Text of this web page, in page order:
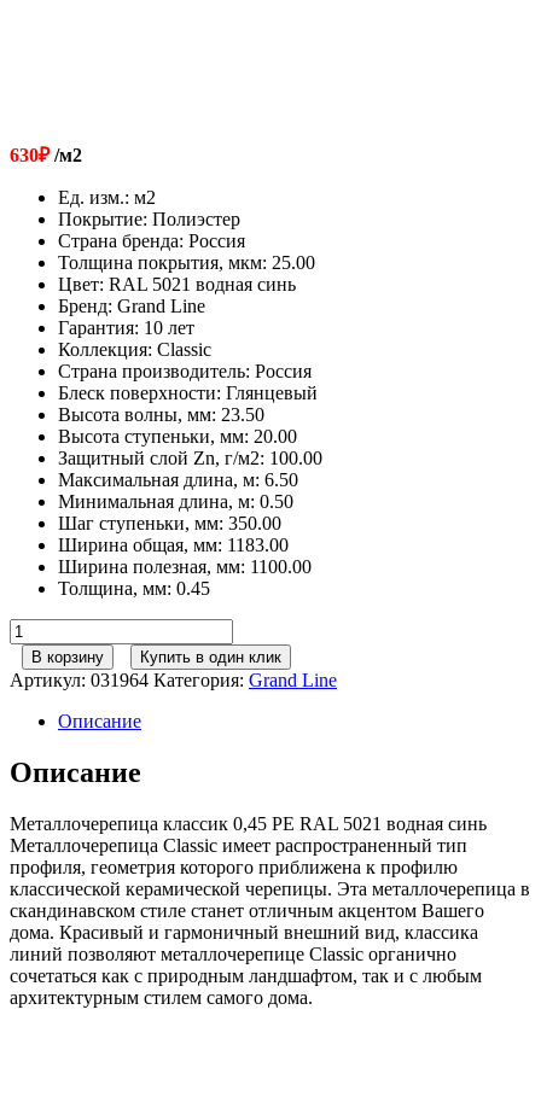
630₽/м2
Ед. изм.: м2
Покрытие: Полиэстер
Страна бренда: Россия
Толщина покрытия, мкм: 25.00
Цвет: RAL 5021 водная синь
Бренд: Grand Line
Гарантия: 10 лет
Коллекция: Classic
Страна производитель: Россия
Блеск поверхности: Глянцевый
Высота волны, мм: 23.50
Высота ступеньки, мм: 20.00
Защитный слой Zn, г/м2: 100.00
Максимальная длина, м: 6.50
Минимальная длина, м: 0.50
Шаг ступеньки, мм: 350.00
Ширина общая, мм: 1183.00
Ширина полезная, мм: 1100.00
Толщина, мм: 0.45
Количество
товара
Grand
Line
Металлочерепица
классик
0,45
PE
5021
водная
синь
В корзину Купить в один клик
Артикул: 031964 Категория: Grand Line
Описание
Описание
Металлочерепица классик 0,45 PE RAL 5021 водная синь
Металлочерепица Classic имеет распространенный тип
профиля, геометрия которого приближена к профилю
классической керамической черепицы. Эта металлочерепица в
скандинавском стиле станет отличным акцентом Вашего
дома. Красивый и гармоничный внешний вид, классика
линий позволяют металлочерепице Classic органично
сочетаться как с природным ландшафтом, так и с любым
архитектурным стилем самого дома.